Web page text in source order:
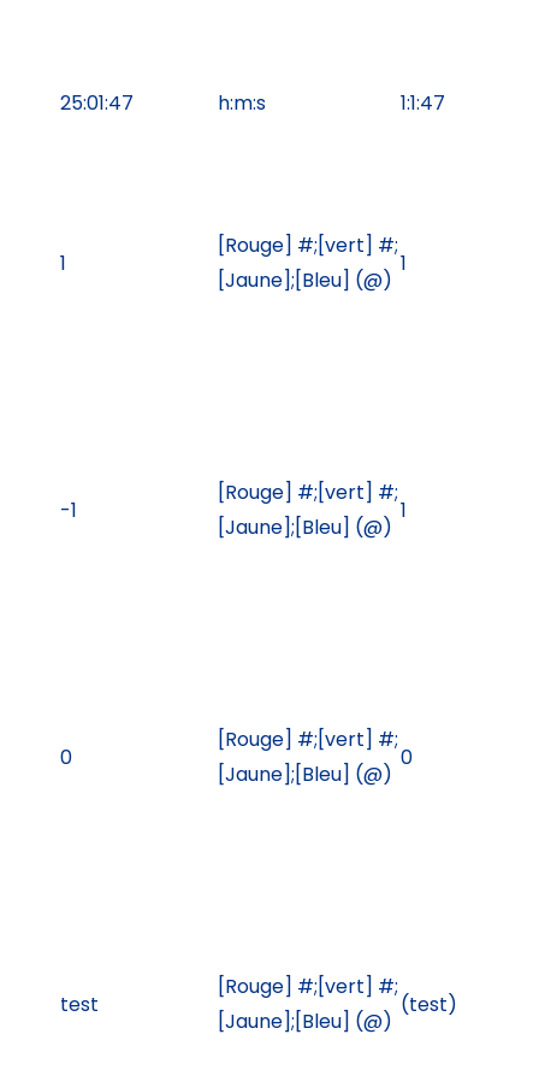
25:01:47 h:m:s 1:1:47
1
[Rouge] #;[vert] #;
[Jaune];[Bleu] (@)
1
-1
[Rouge] #;[vert] #;
[Jaune];[Bleu] (@)
1
0
[Rouge] #;[vert] #;
[Jaune];[Bleu] (@)
0
test
[Rouge] #;[vert] #;
[Jaune];[Bleu] (@)
(test)